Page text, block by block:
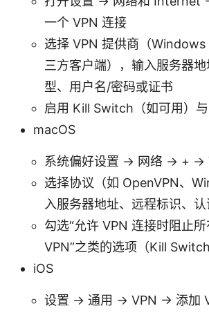
一个 VPN 连接
选择 VPN 提供商（Windows
三方客户端），输入服务器
型、用户名/密码或证书
启用 Kill Switch（如可用）
macOS
系统偏好设置 -> 网络 -> + ->
选择协议（如 OpenVPN、
入服务器地址、远程标识、
勾选“允许 VPN 连接时阻止
VPN”之类的选项（Kill Switch
iOS
设置 -> 通用 -> VPN -> 添加